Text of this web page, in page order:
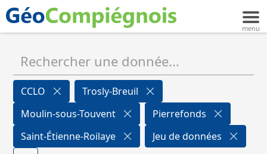
CCLO
Trosly-Breuil
Moulin-sous-Touvent
Pierrefonds
Saint-Étienne-Roilaye
Jeu de données